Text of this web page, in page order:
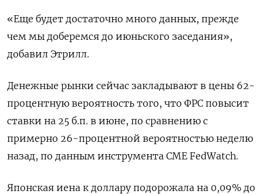
«Еще будет достаточно много данных, прежде
чем мы доберемся до июньского заседания»,
добавил Этрилл.
Денежные рынки сейчас закладывают в цены 62-
процентную вероятность того, что ФРС повысит
ставки на 25 б.п. в июне, по сравнению с
примерно 26-процентной вероятностью неделю
назад, по данным инструмента CME FedWatch.
Японская иена к доллару подорожала на 0,09%​ до